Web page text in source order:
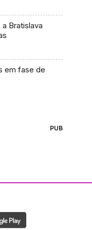
Bratislava
em fase de
PUB